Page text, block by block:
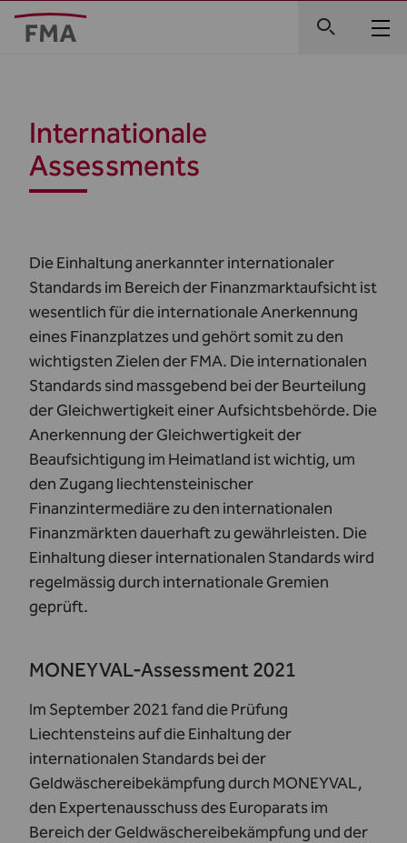
Internationale
Assessments
Die Einhaltung anerkannter internationaler
Standards im Bereich der Finanzmarktaufsicht ist
wesentlich für die internationale Anerkennung
eines Finanzplatzes und gehört somit zu den
wichtigsten Zielen der FMA. Die internationalen
Standards sind massgebend bei der Beurteilung
der Gleichwertigkeit einer Aufsichtsbehörde. Die
Anerkennung der Gleichwertigkeit der
Beaufsichtigung im Heimatland ist wichtig, um
den Zugang liechtensteinischer
Finanzintermediäre zu den internationalen
Finanzmärkten dauerhaft zu gewährleisten. Die
Einhaltung dieser internationalen Standards wird
regelmässig durch internationale Gremien
geprüft.
MONEYVAL-Assessment 2021
Im September 2021 fand die Prüfung
Liechtensteins auf die Einhaltung der
internationalen Standards bei der
Geldwäschereibekämpfung durch MONEYVAL,
den Expertenausschuss des Europarats im
Bereich der Geldwäschereibekämpfung und der